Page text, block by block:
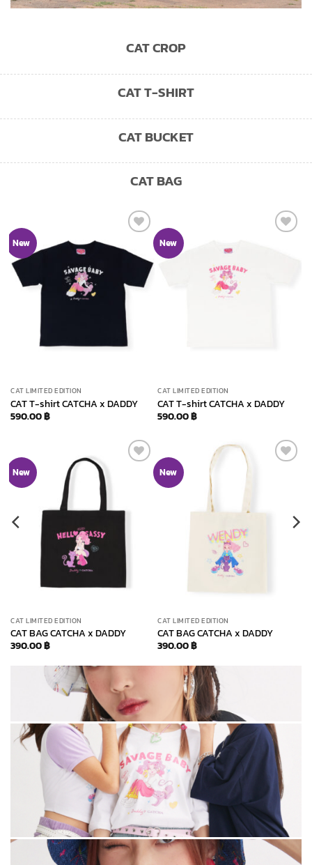
CAT CROP
CAT T-SHIRT
CAT BUCKET
CAT BAG
New
wishlist
CAT LIMITED EDITION
CAT T-shirt CATCHA x DADDY
590.00฿
New
CAT LIMITED EDITION
CAT T-shirt CATCHA x DADDY
590.00฿
New
CAT LIMITED EDITION
CAT BAG CATCHA x DADDY
390.00฿
New
CAT LIMITED EDITION
CAT BAG CATCHA x DADDY
390.00฿